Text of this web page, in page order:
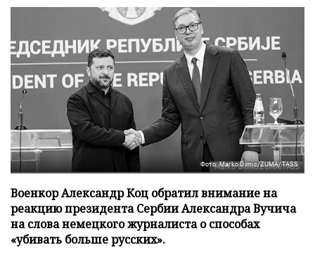
Фото: Marko Dimic/ZUMA/TASS
Военкор Александр Коц обратил внимание на
реакцию президента Сербии Александра Вучича
на слова немецкого журналиста о способах
«убивать больше русских».